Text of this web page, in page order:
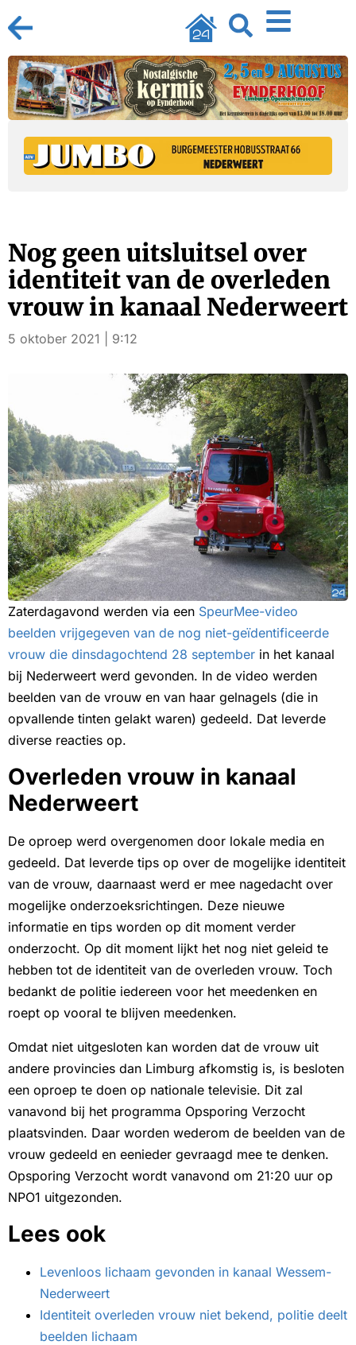
Nog geen uitsluitsel over
identiteit van de overleden
vrouw in kanaal Nederweert
5 oktober 2021 | 9:12
Zaterdagavond werden via een SpeurMee-video
beelden vrijgegeven van de nog niet-geïdentificeerde
vrouw die dinsdagochtend 28 september in het kanaal
bij Nederweert werd gevonden. In de video werden
beelden van de vrouw en van haar gelnagels (die in
opvallende tinten gelakt waren) gedeeld. Dat leverde
diverse reacties op.
Overleden vrouw in kanaal
Nederweert
De oproep werd overgenomen door lokale media en
gedeeld. Dat leverde tips op over de mogelijke identiteit
van de vrouw, daarnaast werd er mee nagedacht over
mogelijke onderzoeksrichtingen. Deze nieuwe
informatie en tips worden op dit moment verder
onderzocht. Op dit moment lijkt het nog niet geleid te
hebben tot de identiteit van de overleden vrouw. Toch
bedankt de politie iedereen voor het meedenken en
roept op vooral te blijven meedenken.
Omdat niet uitgesloten kan worden dat de vrouw uit
andere provincies dan Limburg afkomstig is, is besloten
een oproep te doen op nationale televisie. Dit zal
vanavond bij het programma Opsporing Verzocht
plaatsvinden. Daar worden wederom de beelden van de
vrouw gedeeld en eenieder gevraagd mee te denken.
Opsporing Verzocht wordt vanavond om 21:20 uur op
NPO1 uitgezonden.
Lees ook
Levenloos lichaam gevonden in kanaal Wessem-
Nederweert
Identiteit overleden vrouw niet bekend, politie deelt
beelden lichaam